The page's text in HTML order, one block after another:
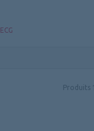
ECG
Produits